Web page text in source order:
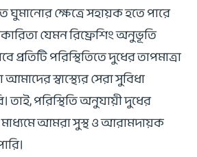
ঘুমানোর ক্ষেত্রে সহায়ক হতে পারে
যেমন রিফ্রেশিং অনুভূতি
প্রতিটি পরিস্থিতিতে দুধের তাপমাত্রা
স্বাস্থ্যের সেরা সুবিধা
পরিস্থিতি অনুযায়ী দুধের
মাধ্যমে আমরা সুস্থ ও আরামদায়ক